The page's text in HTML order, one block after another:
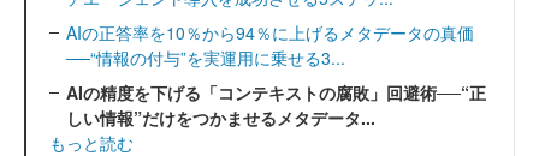
AIの正答率を10％から94％に上げるメタデータの真価
──“情報の付与”を実運用に乗せる3...
AIの精度を下げる「コンテキストの腐敗」回避術──“正
しい情報”だけをつかませるメタデータ...
もっと読む